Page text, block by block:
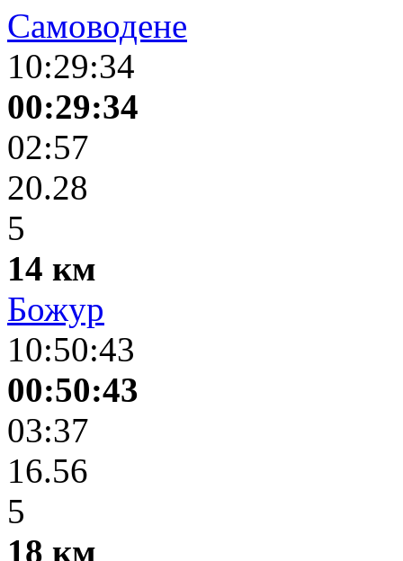
Самоводене
10:29:34
00:29:34
02:57
20.28
5
14 км
Божур
10:50:43
00:50:43
03:37
16.56
5
18 км